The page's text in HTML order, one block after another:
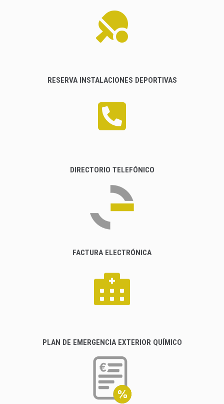
RESERVA INSTALACIONES DEPORTIVAS
DIRECTORIO TELEFÓNICO
FACTURA ELECTRÓNICA
PLAN DE EMERGENCIA EXTERIOR QUÍMICO